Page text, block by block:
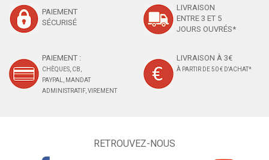
PAIEMENT
SÉCURISÉ
LIVRAISON
ENTRE 3 ET 5
JOURS OUVRÉS*
PAIEMENT :
CHÈQUES, CB,
PAYPAL, MANDAT
ADMINISTRATIF, VIREMENT
LIVRAISON À 3€
À PARTIR DE 50 € D'ACHAT*
RETROUVEZ-NOUS